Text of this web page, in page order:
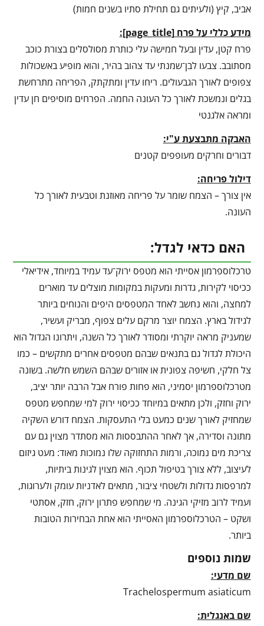
אביב, קיץ (ולעיתים גם תחילת סתיו בשנים חמות)
מידע כללי על פרח[
page_title
]
:
פרח קטן, עדין ובעל חמישה עלי כותרת מסולסלים בצורת כוכב
מסתובב. צבעו לבן־שמנתי עד צהוב בהיר, והוא מופיע באשכולות
צפופים לאורך הגבעולים. ריחו עדין ומתקתק, הפריחה מתרחשת
בגלים ונמשכת לאורך כל העונה החמה. הפרחים מוסיפים חן עדין
ומראה אלגנטי
האבקה מתבצעת ע"י:
דבורים וחרקים מעופפים קטנים
דילול פריחה:
אין צורך – הצמח שומר על פריחה מאוזנת וטבעית לאורך כל
העונה.
האם כדאי לגדל:
טרכלוספרמון אסייתי הוא מטפס ירוק־עד עמיד במיוחד, אידיאלי
ככיסוי לקירות, גדרות ומעקות במקומות מוצלים עד מוארים
למחצה, והוא נחשב לאחד המטפסים היפים והנוחים ביותר
לגידול בארץ. הצמח יוצר מרקם עלים צפוף, מבריק ועשיר,
שמעניק מראה יוקרתי ומסודר לאורך כל השנה, ויתרונו הגדול הוא
היכולת לגדול גם בתנאים שבהם מטפסים אחרים מתקשים – כמו
צל חלקי, חשיפה צפונית או אזורים שבהם השמש חלשה. בשונה
מטרכלוספרמון יסמיני, הוא פחות פורח אבל הרבה יותר יציב,
ירוק וחזק, ולכן מתאים במיוחד ככיסוי ירוק למי שמחפש מטפס
שמחזיק לאורך שנים כמעט בלי התעסקות. הצמח דורש השקיה
מתונה וסדירה, אך לאחר ההתבססות הוא מסתדר מצוין גם עם
צריכת מים נמוכה, ורמות התחזוקה שלו נמוכות מאוד: מעט גיזום
לעיצוב, ללא צורך בטיפול תכוף. הוא מצוין לגינות ביתיות,
למרפסות גדולות ולשטחי ציבור, מתאים לאדניות עומק ולערוגות,
ועמיד לרוב מזיקי הגינה. מי שמחפש פתרון ירוק, חזק, אסתטי
ושקט – הטרכלוספרמון האסייתי הוא אחת הבחירות הטובות
ביותר.
שמות נוספים
שם מדעי:
Trachelospermum asiaticum
שם באנגלית: